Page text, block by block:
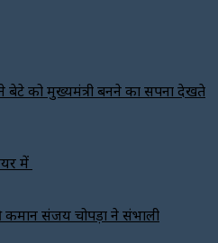
बेटे को मुख्यमंत्री बनने का सपना देखते
में
कमान संजय चोपड़ा ने संभाली